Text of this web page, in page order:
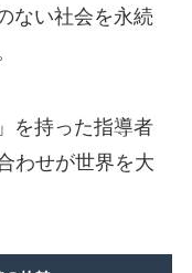
ない社会を永続
を持った指導者
わせが世界を大